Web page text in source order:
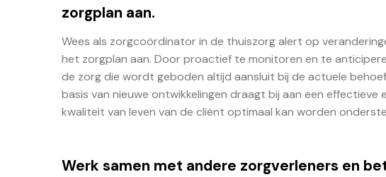
zorgplan aan.
Wees als zorgcoördinator in de thuiszorg alert op
het zorgplan aan. Door proactief te monitoren en te
de zorg die wordt geboden altijd aansluit bij de actuele
basis van nieuwe ontwikkelingen draagt bij aan een
kwaliteit van leven van de cliënt optimaal kan worden
Werk samen met andere zorgverleners en